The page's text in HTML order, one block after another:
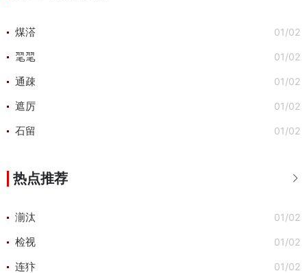
01/02
煤溚
01/02
毣毣
01/02
通疎
01/02
遮厉
01/02
石留

热点推荐
01/02
湔汰
01/02
检视
01/02
连犿